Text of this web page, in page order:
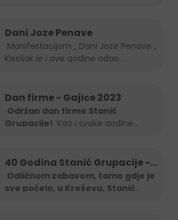
Dani Joze Penave
Kiseljak je i ove godine odao...
Dan firme - Gajice 2023
Održan dan firme Stanić
Grupacije!
40 Godina Stanić Grupacije -
koncert Severine
Odličnom zabavom, tamo gdje je
sve počelo, u Kreševu, Stanić